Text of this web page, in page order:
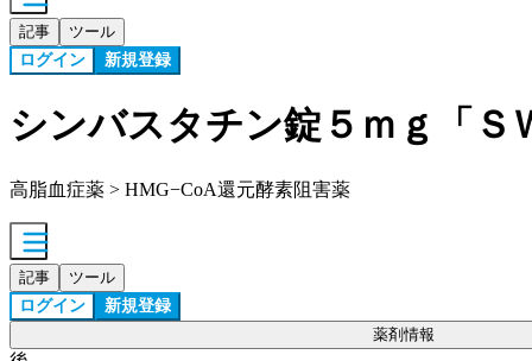
記事 ツール
ログイン 新規登録
シンバスタチン錠５ｍｇ「Ｓ
高脂血症薬 > HMG−CoA還元酵素阻害薬
記事 ツール
ログイン 新規登録
薬剤情報